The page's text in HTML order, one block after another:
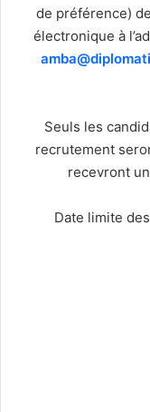
de préférence)
électronique à
Seuls les
recrutement
recevront
Date limite